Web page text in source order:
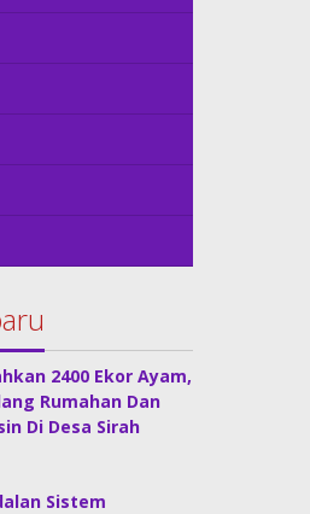
2400 Ekor Ayam,
Rumahan Dan
Di Desa Sirah
Sistem